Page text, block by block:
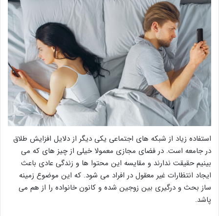
استفاده زیاد از شبکه های اجتماعی یکی دیگر از دلایل افزایش طلاق
در جامعه است. در فضای مجازی معمولا خیلی از چیز های که می
بینیم حقیقت ندارند و مقایسه این محتوا ها و زندگی عادی باعث
ایجاد انتظارات غیر معقول در افراد می شود. که این موضوع زمینه
ساز بحث و درگیری بین زوجین شده و کانون خانواده را از هم می
پاشد.